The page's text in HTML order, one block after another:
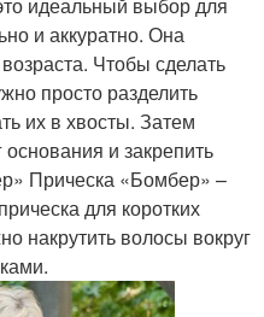
идеальный выбор для
и аккуратно. Она
Чтобы сделать
просто разделить
их в хвосты. Затем
основания и закрепить
Прическа «Бомбер» –
для коротких
накрутить волосы вокруг